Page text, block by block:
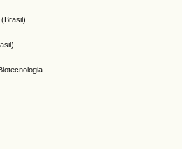
(Brasil)